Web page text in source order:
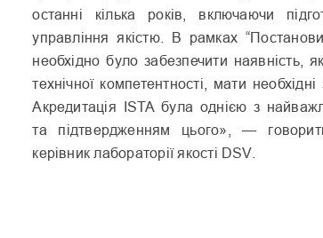
останні кілька років, включаючи
управління якістю. В рамках
необхідно було забезпечити наявність,
технічної компетентності, мати
Акредитація ISTA була однією з
та підтвердженням цього», —
керівник лабораторії якості DSV.